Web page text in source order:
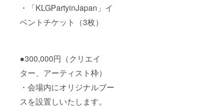
・「KLGPartyinJapan」イ
ベントチケット（3枚）
●300,000円（クリエイ
ター、アーティスト枠）
・会場内にオリジナルブー
スを設置しいたします。